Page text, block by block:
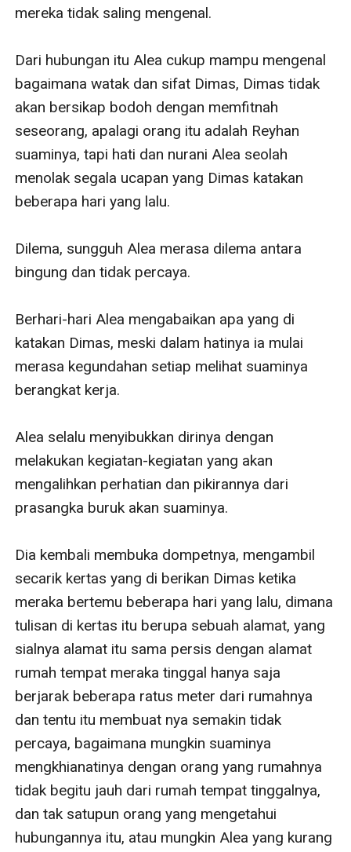
mereka tidak saling mengenal.
Dari hubungan itu Alea cukup mampu mengenal
bagaimana watak dan sifat Dimas, Dimas tidak
akan bersikap bodoh dengan memfitnah
seseorang, apalagi orang itu adalah Reyhan
suaminya, tapi hati dan nurani Alea seolah
menolak segala ucapan yang Dimas katakan
beberapa hari yang lalu.
Dilema, sungguh Alea merasa dilema antara
bingung dan tidak percaya.
Berhari-hari Alea mengabaikan apa yang di
katakan Dimas, meski dalam hatinya ia mulai
merasa kegundahan setiap melihat suaminya
berangkat kerja.
Alea selalu menyibukkan dirinya dengan
melakukan kegiatan-kegiatan yang akan
mengalihkan perhatian dan pikirannya dari
prasangka buruk akan suaminya.
Dia kembali membuka dompetnya, mengambil
secarik kertas yang di berikan Dimas ketika
meraka bertemu beberapa hari yang lalu, dimana
tulisan di kertas itu berupa sebuah alamat, yang
sialnya alamat itu sama persis dengan alamat
rumah tempat meraka tinggal hanya saja
berjarak beberapa ratus meter dari rumahnya
dan tentu itu membuat nya semakin tidak
percaya, bagaimana mungkin suaminya
mengkhianatinya dengan orang yang rumahnya
tidak begitu jauh dari rumah tempat tinggalnya,
dan tak satupun orang yang mengetahui
hubungannya itu, atau mungkin Alea yang kurang